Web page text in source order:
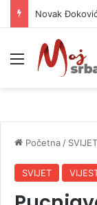
Meni
Početna / SVIJET
SVIJET